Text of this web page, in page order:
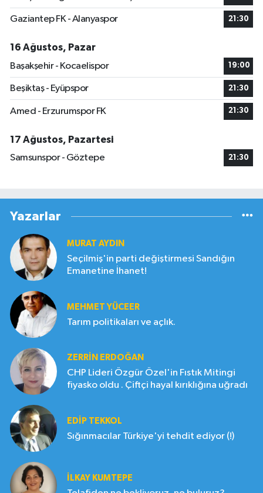
Gaziantep FK - Alanyaspor 21:30
16 Ağustos, Pazar
Başakşehir - Kocaelispor
19:00
Beşiktaş - Eyüpspor 21:30
Amed - Erzurumspor FK 21:30
17 Ağustos, Pazartesi
Samsunspor - Göztepe
21:30
Yazarlar
MURAT AYDIN
Seçilmiş'in parti değiştirmesi Sandığın
Emanetine İhanet!
MEHMET YÜCEER
Tarım politikaları ve açlık.
ZERRIN ERDOĞAN
CHP Lideri Özgür Özel'in Fıstık Mitingi
fiyasko oldu . Çiftçi hayal kırıklığına uğradı
EDIP TEKKOL
Sığınmacılar Türkiye'yi tehdit ediyor (!)
İLKAY KUMTEPE